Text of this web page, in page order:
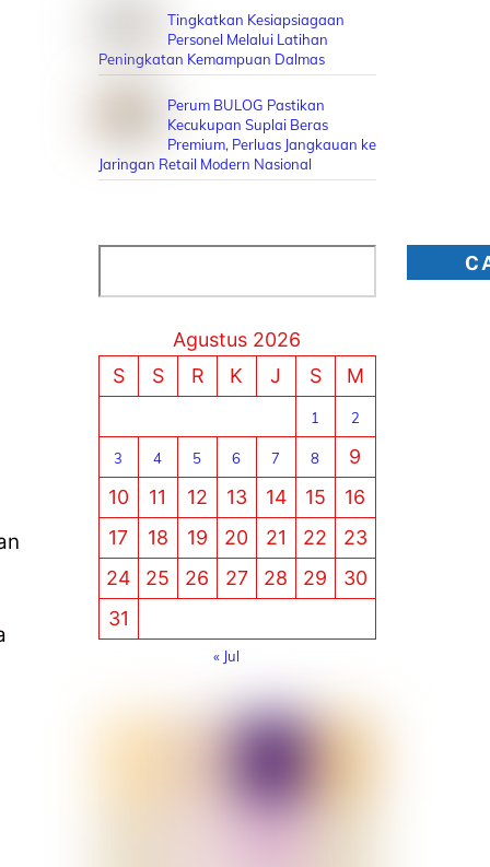
Tingkatkan Kesiapsiagaan
Personel Melalui Latihan
Peningkatan Kemampuan Dalmas
Perum BULOG Pastikan
Kecukupan Suplai Beras
Premium, Perluas Jangkauan ke
Jaringan Retail Modern Nasional
Agustus 2026
S
S R K J S M
1 2
3 4 5 6 7 8
9
10
11 12 13 14 15
16
17
18 19 20 21 22
23
24
25 26 27 28 29
30
31
« Jul